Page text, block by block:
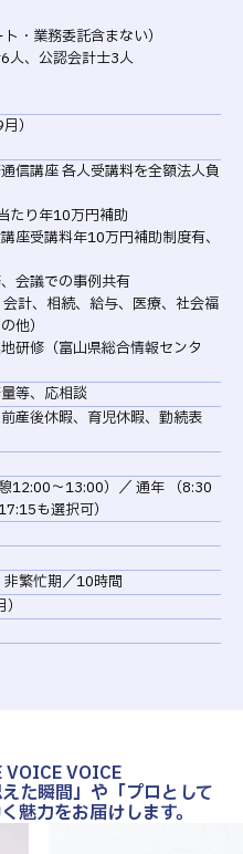
・業務委託含まない）
人、公認会計士3人
）
信講座 各人受講料を全額法人負
たり年10万円補助
座受講料年10万円補助制度有、
会議での事例共有
計、相続、給与、医療、社会福
他）
研修（富山県総合情報センタ
等、応相談
産後休暇、育児休暇、勤続表
12:00～13:00）／ 通年 （8:30
も選択可）
繁忙期／10時間
VOICE VOICE
た瞬間」や「プロとして
魅力をお届けします。